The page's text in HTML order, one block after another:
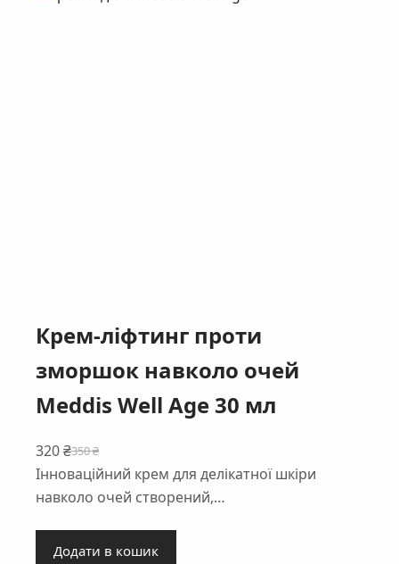
Крем-ліфтинг проти
зморшок навколо очей
Meddis Well Age 30 мл
350₴
Оригінальна
ціна:
350 ₴.
320₴
Поточна
ціна:
320 ₴.
Інноваційний крем для делікатної шкіри
навколо очей створений,…
Додати в кошик